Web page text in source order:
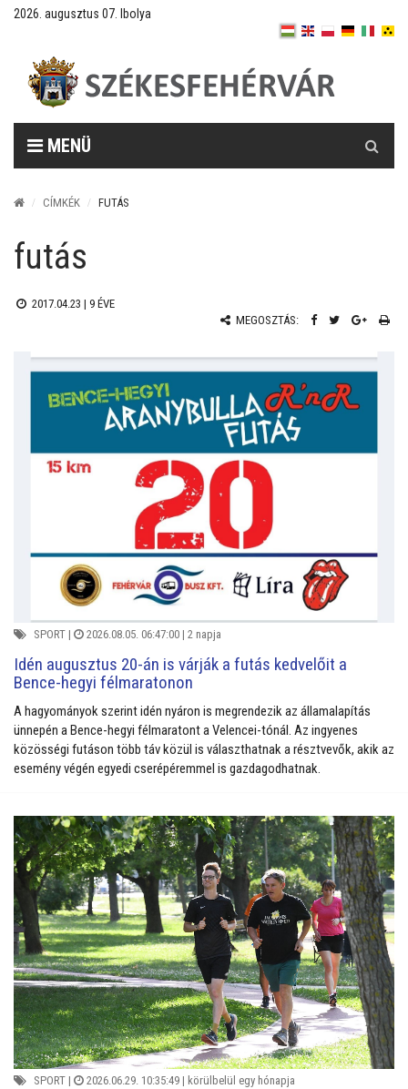
2026. augusztus 07. Ibolya
MENÜ
CÍMKÉK FUTÁS
futás
2017.04.23 | 9 ÉVE
MEGOSZTÁS:
SPORT | 2026.08.05. 06:47:00 | 2 napja
Idén augusztus 20-án is várják a futás kedvelőit a
Bence-hegyi félmaratonon
A hagyományok szerint idén nyáron is megrendezik az államalapítás
ünnepén a Bence-hegyi félmaratont a Velencei-tónál. Az ingyenes
közösségi futáson több táv közül is választhatnak a résztvevők, akik az
esemény végén egyedi cserépéremmel is gazdagodhatnak.
SPORT | 2026.06.29. 10:35:49 | körülbelül egy hónapja